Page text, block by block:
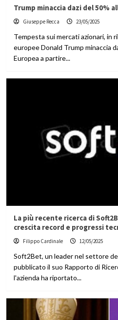
Trump minaccia dazi del 50%
Giuseppe Recca 23/05/2025
Tempesta sui mercati azionari, in
europee Donald Trump minaccia
Europea a partire...
La più recente ricerca di
crescita record e progressi
Filippo Cardinale 12/05/2025
Soft2Bet, un leader nel settore
pubblicato il suo Rapporto di
l'azienda ha riportato...